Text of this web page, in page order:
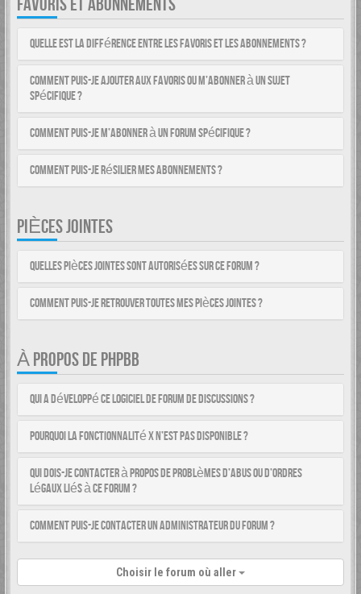
Quelle est la différence entre les favoris et les abonnements ?
Comment puis-je ajouter aux favoris ou m’abonner à un sujet
spécifique ?
Comment puis-je m’abonner à un forum spécifique ?
Comment puis-je résilier mes abonnements ?
PIÈCES JOINTES
Quelles pièces jointes sont autorisées sur ce forum ?
Comment puis-je retrouver toutes mes pièces jointes ?
À PROPOS DE PHPBB
Qui a développé ce logiciel de forum de discussions ?
Pourquoi la fonctionnalité X n’est pas disponible ?
Qui dois-je contacter à propos de problèmes d’abus ou d’ordres
légaux liés à ce forum ?
Comment puis-je contacter un administrateur du forum ?
Choisir le forum où aller